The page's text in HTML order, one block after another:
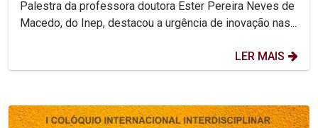
Palestra da professora doutora Ester Pereira Neves de
Macedo, do Inep, destacou a urgência de inovação nas...
LER MAIS